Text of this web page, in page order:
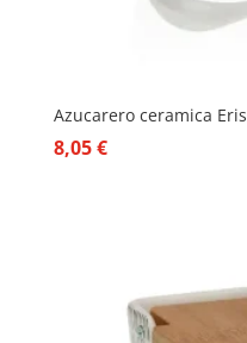
Azucarero ceramica Eris
8,05€